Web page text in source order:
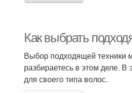
Как выбрать
Выбор подходящей техники
разбираетесь в этом деле.
для своего типа волос.